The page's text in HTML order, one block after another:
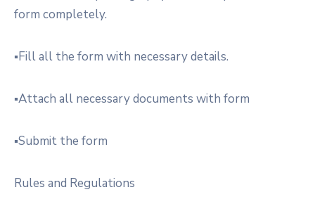
form completely.
▪︎Fill all the form with necessary details.
▪︎Attach all necessary documents with form
▪︎Submit the form
Rules and Regulations